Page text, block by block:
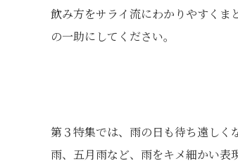
飲み方をサライ流にわかりやすくま
の一助にしてください。
第３特集では、雨の日も待ち遠しく
雨、五月雨など、雨をキメ細かい